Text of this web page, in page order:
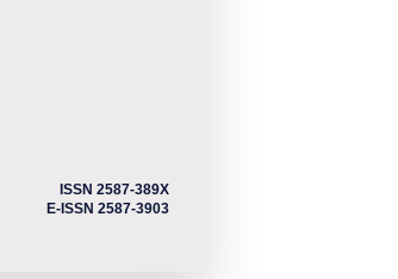
ISSN 2587-389X
E-ISSN 2587-3903